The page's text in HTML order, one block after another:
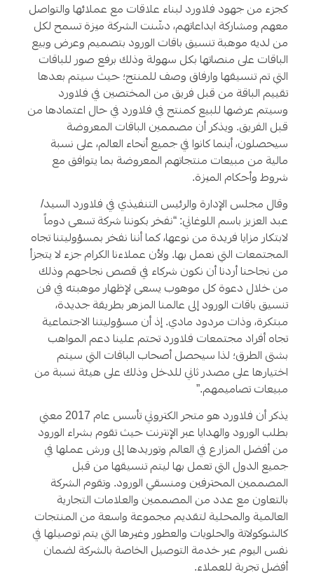
كجزء من جهود فلاورد لبناء علاقات مع عملائها والتواصل
معهم ومشاركة ابداعاتهم، دشّنت الشركة ميزة تسمح لكل
من لديه موهبة تنسيق باقات الورود بتصميم وعرض وبيع
الباقات على منصاتها بكل سهولة وذلك برفع صور للباقات
التي تم تنسيقها وارفاق وصف للمنتج؛ حيث سيتم بعدها
تقييم الباقة من قبل فريق من المختصين في فلاورد
وسيتم عرضها للبيع كمنتج في فلاورد في حال اعتمادها من
قبل الفريق. ويذكر أن مصممين الباقات المعروضة
سيحصلون، أينما كانوا في جميع أنحاء العالم، على نسبة
مالية من مبيعات منتجاتهم المعروضة بما يتوافق مع
شروط وأحكام الميزة.
وقال مجلس الإدارة والرئيس التنفيذي في فلاورد السيد/
عبد العزيز باسم اللوغاني: “نفخر بكوننا شركة تسعى دوماً
لابتكار مزايا فريدة من نوعها، كما أننا نفخر بمسؤوليتنا تجاه
المجتمعات التي نعمل بها. ولأن عملاءنا الكرام جزء لا يتجزأ
من نجاحنا أردنا أن نكون شركاء في قصص نجاحهم وذلك
من خلال دعوة كل موهوب يسعى لإظهار موهبته في فن
تنسيق باقات الورود إلى عالمنا المزهر بطريقة جديدة،
مبتكرة، وذات مردود مادي. إذ أن مسؤوليتنا الاجتماعية
تجاه أفراد مجتمعات فلاورد تحتم علينا دعم المواهب
بشتى الطرق؛ لذا سيحصل أصحاب الباقات التي سيتم
اختيارها على مصدر ثاني للدخل وذلك على هيئة نسبة من
مبيعات تصاميمهم.”
يذكر أن فلاورد هو متجر الكتروني تأسس عام 2017 معني
بطلب الورود والهدايا عبر الإنترنت حيث تقوم بشراء الورود
من أفضل المزارع في العالم وتوريدها إلى ورش عملها في
جميع الدول التي تعمل بها ليتم تنسيقها من قبل
المصممين المحترفين ومنسقي الورود. وتقوم الشركة
بالتعاون مع عدد من المصممين والعلامات التجارية
العالمية والمحلية لتقديم مجموعة واسعة من المنتجات
كالشوكولاتة والحلويات والعطور وغيرها التي يتم توصيلها في
نفس اليوم عبر خدمة التوصيل الخاصة بالشركة لضمان
أفضل تجربة للعملاء.